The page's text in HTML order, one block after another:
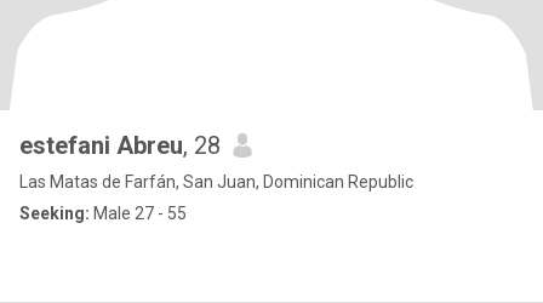
estefani Abreu, 28
Las Matas de Farfán, San Juan, Dominican Republic
Seeking: Male 27 - 55